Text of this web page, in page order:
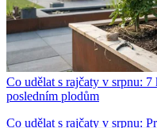
Co udělat s rajčaty v srpnu:
posledním plodům
Co udělat s rajčaty v srpnu: